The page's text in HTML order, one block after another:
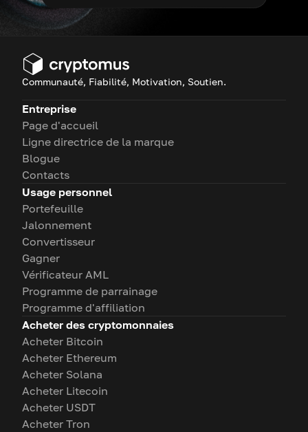
Communauté, Fiabilité, Motivation, Soutien.
Entreprise
Page d'accueil
Ligne directrice de la marque
Blogue
Contacts
Usage personnel
Portefeuille
Jalonnement
Convertisseur
Gagner
Vérificateur AML
Programme de parrainage
Programme d'affiliation
Acheter des cryptomonnaies
Acheter Bitcoin
Acheter Ethereum
Acheter Solana
Acheter Litecoin
Acheter USDT
Acheter Tron